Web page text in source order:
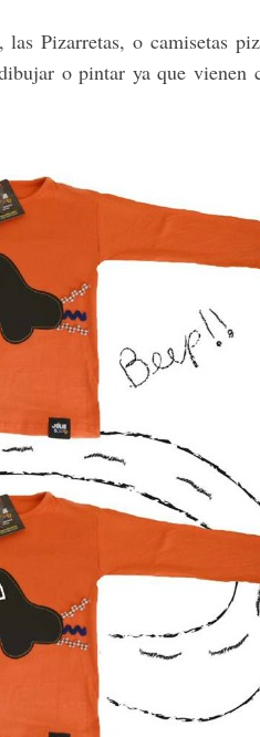
Pizarretas, o camisetas
o pintar ya que vienen